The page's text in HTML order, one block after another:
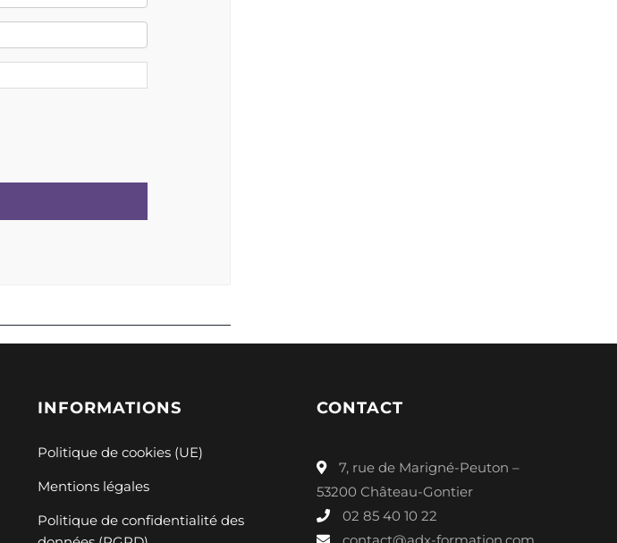
INFORMATIONS
Politique de cookies (UE)
Mentions légales
Politique de confidentialité des
CONTACT
7, rue de Marigné-Peuton –
53200 Château-Gontier
02 85 40 10 22